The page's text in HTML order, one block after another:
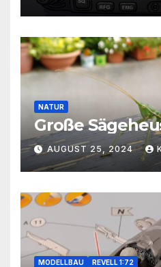
NATUR
Große
AUGUST 25, 2024
MODELLBAU REVELL 1:72